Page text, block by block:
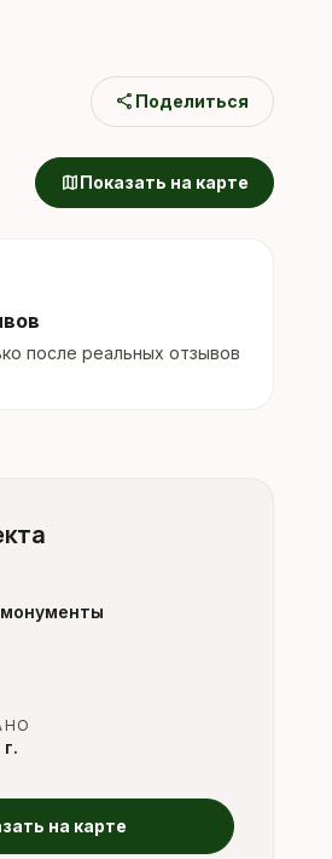
share Поделиться
map Показать на карте
после реальных отзывов
на карте